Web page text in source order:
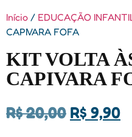
Início / EDUCAÇÃO
CAPIVARA FOFA
KIT VOLTA
CAPIVARA
R$20,00 R$ 9,90